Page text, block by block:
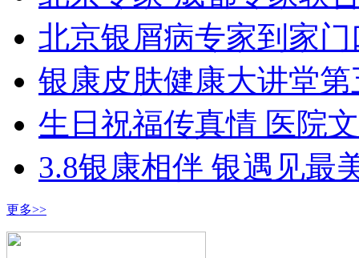
北京银屑病专家到家门
银康皮肤健康大讲堂第
生日祝福传真情 医院
3.8银康相伴 银遇见最
更多>>